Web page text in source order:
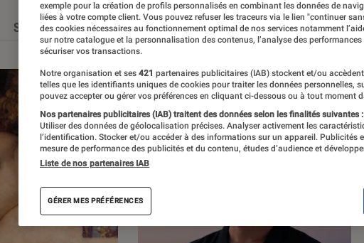
Sélections et guides
exemple pour la création de profils personnalisés en combinant les données de
liées à votre compte client. Vous pouvez refuser les traceurs via le lien "continuer
des cookies nécessaires au fonctionnement optimal de nos services notamment
sur notre catalogue et la personnalisation des contenus, l’analyse des
sécuriser vos transactions.
Notre organisation et ses 421 partenaires publicitaires (IAB) stockent et/ou
telles que les identifiants uniques de cookies pour traiter les données personnelles,
pouvez accepter ou gérer vos préférences en cliquant ci-dessous ou à tout moment
Nos partenaires publicitaires (IAB) traitent des données selon les finalités suivantes :
Utiliser des données de géolocalisation précises. Analyser activement les
l’identification. Stocker et/ou accéder à des informations sur un appareil. Publicités
mesure de performance des publicités et du contenu, études d’audience et
Liste de nos partenaires IAB
GÉRER MES PRÉFÉRENCES